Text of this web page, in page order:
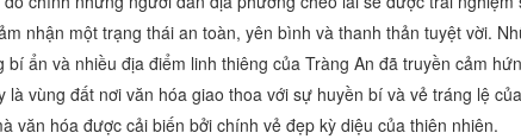
nhận một trạng thái an toàn, yên bình và thanh thản tuyệt vời.
bí ẩn và nhiều địa điểm linh thiêng của Tràng An đã truyền cảm
là vùng đất nơi văn hóa giao thoa với sự huyền bí và vẻ tráng lệ
văn hóa được cải biến bởi chính vẻ đẹp kỳ diệu của thiên nhiên.